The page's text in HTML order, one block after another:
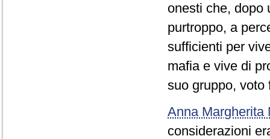
onesti che, dopo
purtroppo, a
sufficienti per
mafia e vive di
suo gruppo, voto
Anna Margherita
considerazioni